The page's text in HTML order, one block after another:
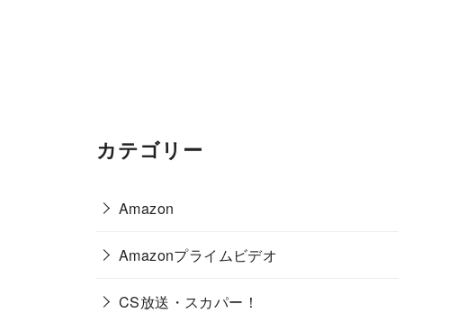
カテゴリー
Amazon
Amazonプライムビデオ
CS放送・スカパー！